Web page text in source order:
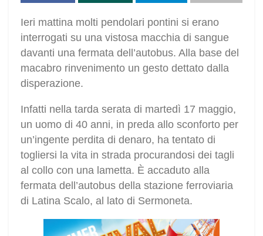
Ieri mattina molti pendolari pontini si erano
interrogati su una vistosa macchia di sangue
davanti una fermata dell’autobus. Alla base del
macabro rinvenimento un gesto dettato dalla
disperazione.
Infatti nella tarda serata di martedì 17 maggio,
un uomo di 40 anni, in preda allo sconforto per
un’ingente perdita di denaro, ha tentato di
togliersi la vita in strada procurandosi dei tagli
al collo con una lametta. È accaduto alla
fermata dell’autobus della stazione ferroviaria
di Latina Scalo, al lato di Sermoneta.